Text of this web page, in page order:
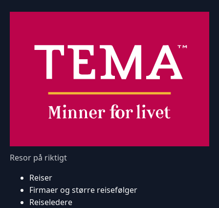
Resor på riktigt
Reiser
Firmaer og større reisefølger
Reiseledere